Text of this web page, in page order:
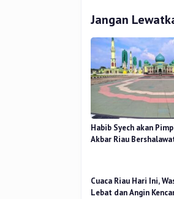
Jangan
Habib Syech akan
Akbar Riau
Cuaca Riau Hari Ini,
Lebat dan Angin